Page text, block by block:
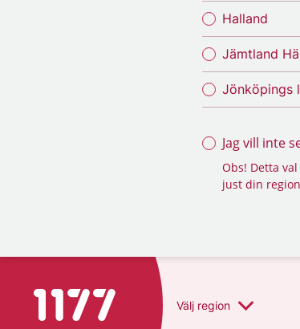
Halland
Jämtland
Jönköpings
Jag vill inte
Obs! Detta
just din
Till startsidan för 1177 Välj region